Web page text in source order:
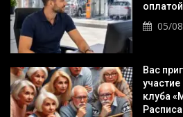
05/
Вас
клуба